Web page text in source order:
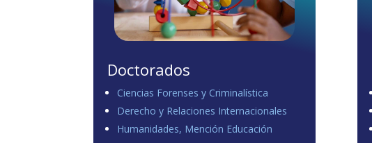
Doctorados
Ciencias Forenses y Criminalística
Derecho y Relaciones Internacionales
Humanidades, Mención Educación